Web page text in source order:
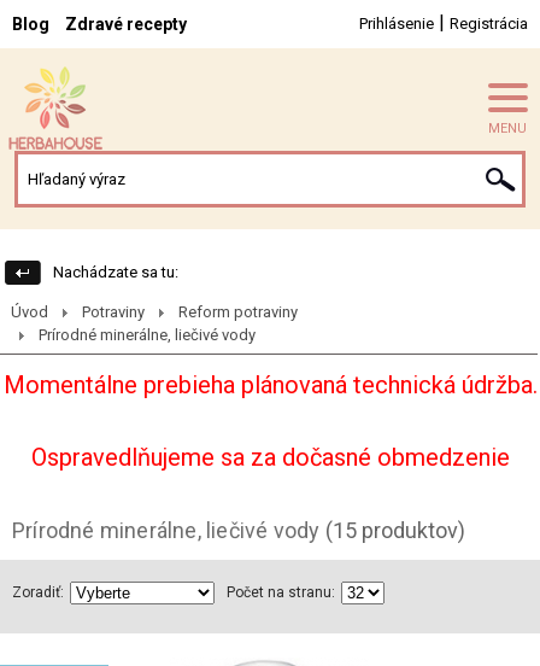
Blog Zdravé recepty Prihlásenie | Registrácia
MENU
Nachádzate sa tu:
Úvod Potraviny
Reform potraviny
Prírodné minerálne, liečivé vody
Momentálne prebieha plánovaná technická údržba.
Ospravedlňujeme sa za dočasné obmedzenie
Prírodné minerálne, liečivé vody (15 produktov)
Zoradiť: Počet na stranu: